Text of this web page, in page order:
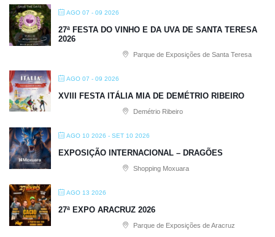
AGO 07 - 09 2026
27ª FESTA DO VINHO E DA UVA DE SANTA TERESA
2026
Parque de Exposições de Santa Teresa
AGO 07 - 09 2026
XVIII FESTA ITÁLIA MIA DE DEMÉTRIO RIBEIRO
Demétrio Ribeiro
AGO 10 2026 - SET 10 2026
EXPOSIÇÃO INTERNACIONAL – DRAGÕES
Shopping Moxuara
AGO 13 2026
27ª EXPO ARACRUZ 2026
Parque de Exposições de Aracruz